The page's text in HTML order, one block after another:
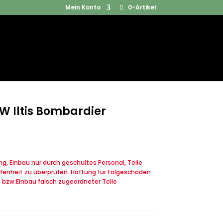
Mein Konto 0-Artikel
Products
Iltis Bombardier
Einbau nur durch geschultes Personal, Teile
zu überprüfen. Haftung für Folgeschäden
falsch zugeordneter Teile